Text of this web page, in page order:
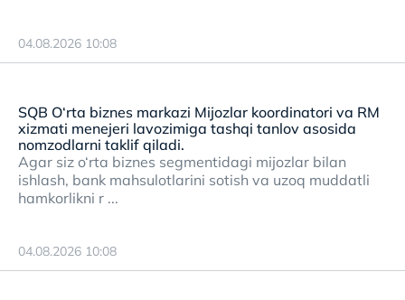
04.08.2026 10:08
SQB O‘rta biznes markazi Mijozlar koordinatori va RM
xizmati menejeri lavozimiga tashqi tanlov asosida
nomzodlarni taklif qiladi.
Agar siz o‘rta biznes segmentidagi mijozlar bilan
ishlash, bank mahsulotlarini sotish va uzoq muddatli
hamkorlikni r ...
04.08.2026 10:08